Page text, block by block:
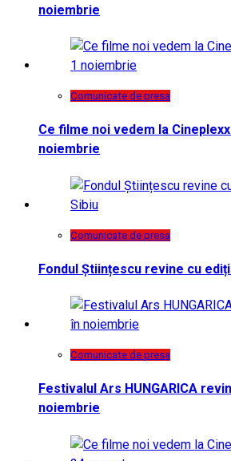
noiembrie
Comunicate de presa
Ce filme noi vedem la Cineplexx
noiembrie
Comunicate de presa
Fondul Științescu revine cu
Comunicate de presa
Festivalul Ars HUNGARICA
noiembrie